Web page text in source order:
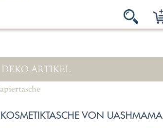
DEKO ARTIKEL
KOSMETIKTASCHE VON UASHMAMA